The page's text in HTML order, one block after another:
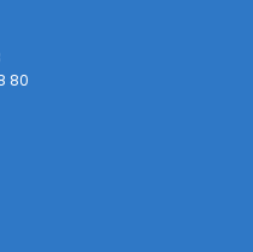
80